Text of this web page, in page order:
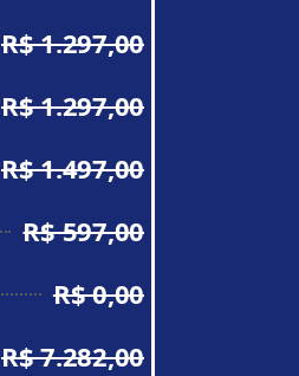
R$ 1.297,00
R$ 1.297,00
R$ 1.497,00
R$ 597,00
R$ 0,00
R$ 7.282,00